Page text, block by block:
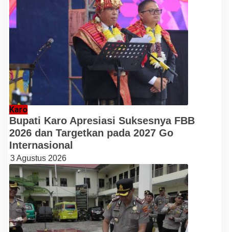
Karo
Bupati Karo Apresiasi Suksesnya FBB
2026 dan Targetkan pada 2027 Go
Internasional
3 Agustus 2026